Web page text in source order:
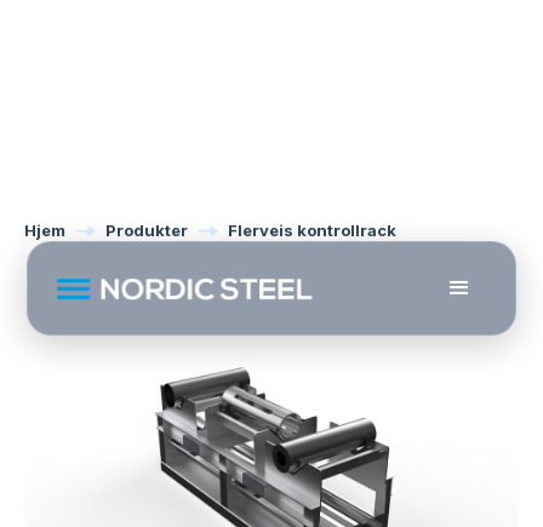
Hjem Produkter Flerveis kontrollrack